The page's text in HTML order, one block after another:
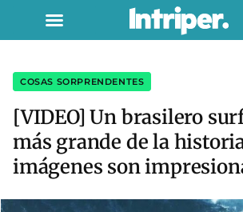
COSAS SORPRENDENTES
[VIDEO] Un brasilero
más grande de la
imágenes son